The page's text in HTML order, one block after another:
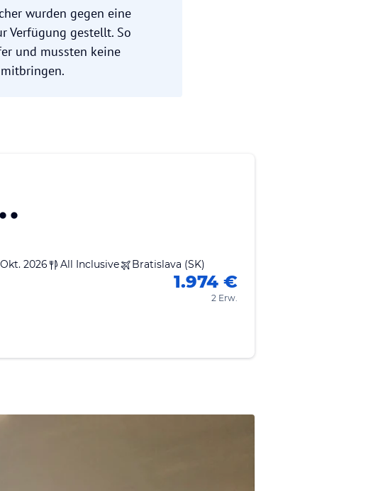
wurden gegen eine
Verfügung gestellt. So
und mussten keine
2026 All Inclusive Bratislava (SK)
1.974 €
2 Erw.